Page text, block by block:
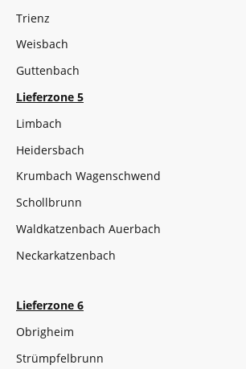
Trienz
Weisbach
Guttenbach
Lieferzone 5
Limbach
Heidersbach
Krumbach Wagenschwend
Schollbrunn
Waldkatzenbach Auerbach
Neckarkatzenbach
Lieferzone 6
Obrigheim
Strümpfelbrunn